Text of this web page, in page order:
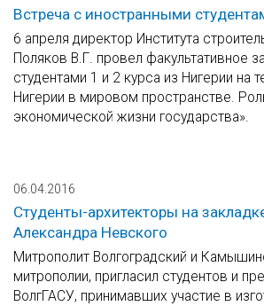
Встреча с иностранными
6 апреля директор Института
Поляков В.Г. провел факультативное
студентами 1 и 2 курса из Нигерии на
Нигерии в мировом пространстве.
экономической жизни государства».
06.04.2016
Студенты-архитекторы на
Александра Невского
Митрополит Волгоградский и
митрополии, пригласил студентов и
ВолгГАСУ, принимавших участие в